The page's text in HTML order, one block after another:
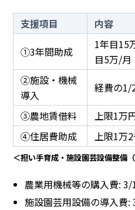
支援項目
内容
①3年間助成
1年目15
目5万/月
②施設・機械
導入
経費の1/
③農地賃借料
上限1万
④住居費助成
上限1万
＜担い手育成・施設園芸設備整備
農業用機械等の購入費: 3/
施設園芸用設備の導入費: